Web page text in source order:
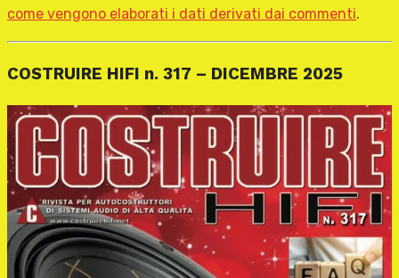
come vengono elaborati i dati derivati dai commenti.
COSTRUIRE HIFI n. 317 – DICEMBRE 2025